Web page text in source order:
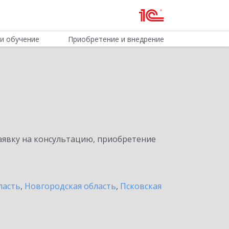
обучение Приобретение и внедрение
на консультацию, приобретение
, Новгородская область, Псковская